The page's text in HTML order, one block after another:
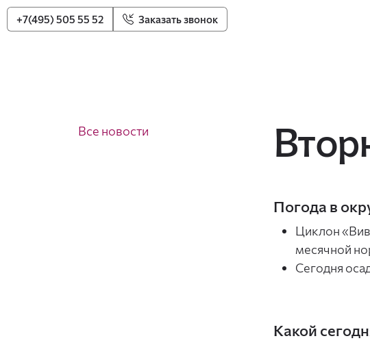
+7(495) 505 55 52 Заказать звонок
Все новости
Погода в
Циклон
месячной
Сегодня
Какой